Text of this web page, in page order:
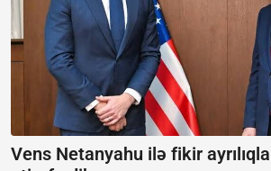
Vens Netanyahu ilə fikir